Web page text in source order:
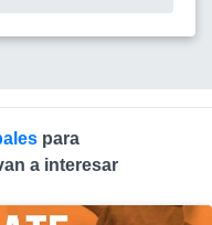
para
a interesar